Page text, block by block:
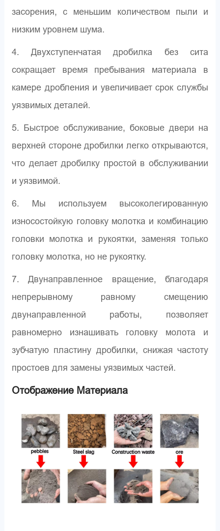
засорения, с меньшим количеством пыли и
низким уровнем шума.
4. Двухступенчатая дробилка без сита
сокращает время пребывания материала в
камере дробления и увеличивает срок службы
уязвимых деталей.
5. Быстрое обслуживание, боковые двери на
верхней стороне дробилки легко открываются,
что делает дробилку простой в обслуживании
и уязвимой.
6. Мы используем высоколегированную
износостойкую головку молотка и комбинацию
головки молотка и рукоятки, заменяя только
головку молотка, но не рукоятку.
7. Двунаправленное вращение, благодаря
непрерывному равному смещению
двунаправленной работы, позволяет
равномерно изнашивать головку молота и
зубчатую пластину дробилки, снижая частоту
простоев для замены уязвимых частей.
Отображение Материала